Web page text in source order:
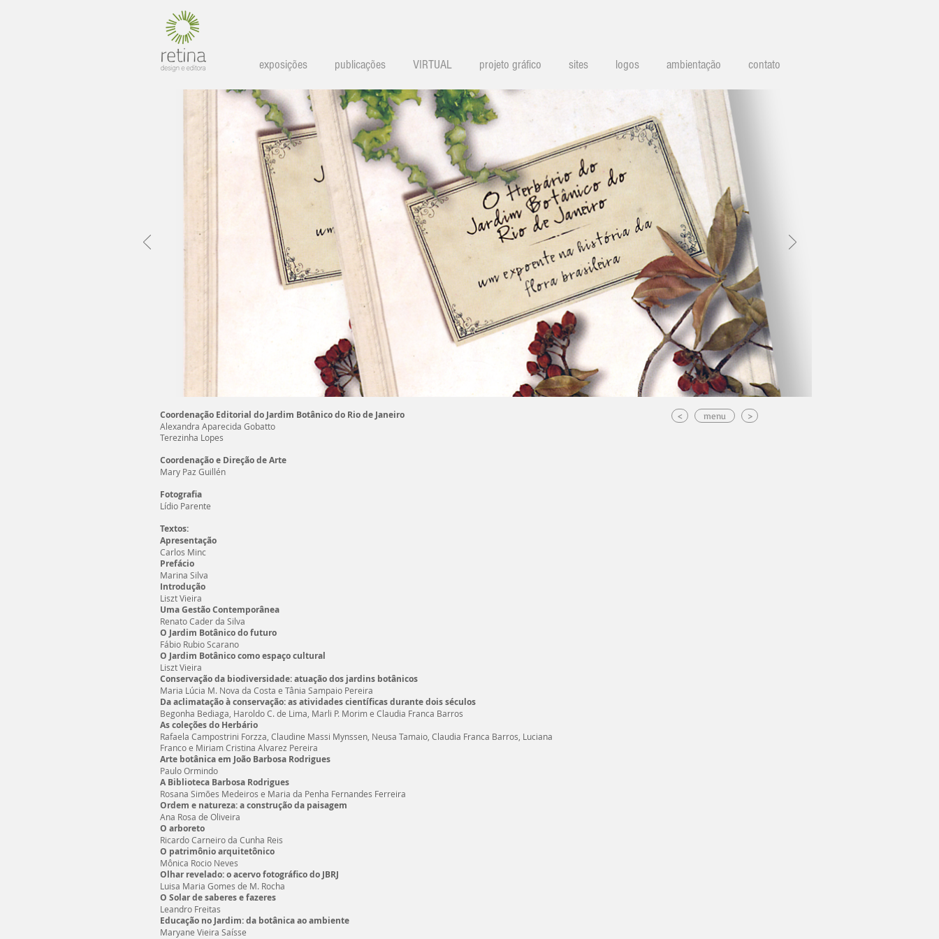
exposições publicações VIRTUAL projeto gráfico sites logos ambientação contato
Coordenação Editorial do Jardim Botânico do Rio de Janeiro
Alexandra Aparecida Gobatto
Terezinha Lopes
Coordenação e Direção de Arte
Mary Paz Guillén
Fotografia
Lídio Parente
Textos:
Apresentação
Carlos Minc
Prefácio
Marina Silva
Introdução
Liszt Vieira
Uma Gestão Contemporânea
Renato Cader da Silva
O Jardim Botânico do futuro
Fábio Rubio Scarano
O Jardim Botânico como espaço cultural
Liszt Vieira
Conservação da biodiversidade: atuação dos jardins botânicos
Maria Lúcia M. Nova da Costa e Tânia Sampaio Pereira
Da aclimatação à conservação: as atividades científicas durante dois séculos
Begonha Bediaga, Haroldo C. de Lima, Marli P. Morim e Claudia Franca Barros
As coleções do Herbário
Rafaela Campostrini Forzza, Claudine Massi Mynssen, Neusa Tamaio, Claudia Franca Barros, Luciana
Franco e Miriam Cristina Alvarez Pereira
Arte botânica em João Barbosa Rodrigues
Paulo Ormindo
A Biblioteca Barbosa Rodrigues
Rosana Simões Medeiros e Maria da Penha Fernandes Ferreira
Ordem e natureza: a construção da paisagem
Ana Rosa de Oliveira
O arboreto
Ricardo Carneiro da Cunha Reis
O patrimônio arquitetônico
Mônica Rocio Neves
Olhar revelado: o acervo fotográfico do JBRJ
Luisa Maria Gomes de M. Rocha
O Solar de saberes e fazeres
Leandro Freitas
Educação no Jardim: da botânica ao ambiente
Maryane Vieira Saísse
< menu >